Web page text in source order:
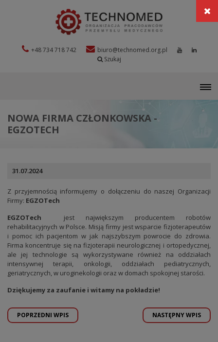
+48 734 718 742
biuro@technomed.org.pl
Szukaj
NOWA FIRMA CZŁONKOWSKA -
EGZOTECH
31.07.2024
Z przyjemnością informujemy o dołączeniu do naszej Organizacji
Firmy: EGZOTech
EGZOTech jest największym producentem robotów
rehabilitacyjnych w Polsce. Misją firmy jest wsparcie fizjoterapeutów
i pomoc ich pacjentom w jak najszybszym powrocie do zdrowia.
Firma koncentruje się na fizjoterapii neurologicznej i ortopedycznej,
ale jej technologie są wykorzystywane również na oddziałach
intensywnej terapii, onkologii, oddziałach pediatrycznych,
geriatrycznych, w uroginekologii oraz w domach spokojnej starości.
Dziękujemy za zaufanie i witamy na pokładzie!
POPRZEDNI WPIS NASTĘPNY WPIS